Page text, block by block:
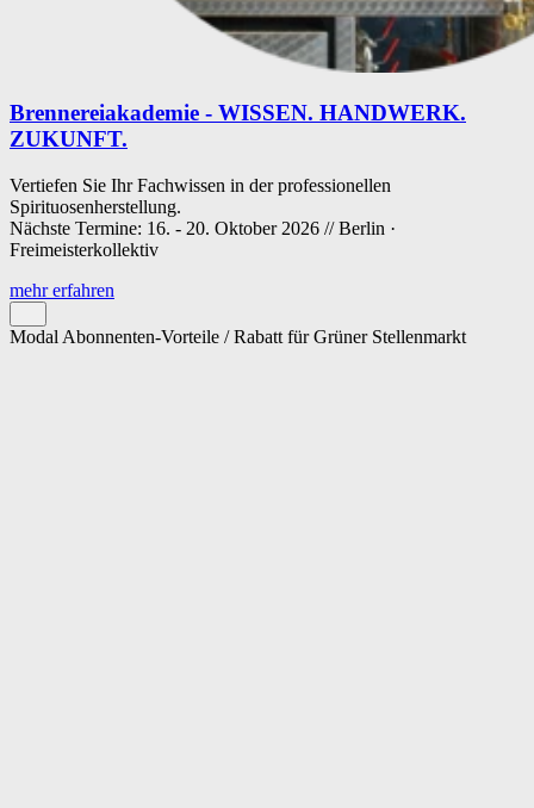
Brennereiakademie - WISSEN. HANDWERK.
ZUKUNFT.
Vertiefen Sie Ihr Fachwissen in der professionellen
Spirituosenherstellung.
Nächste Termine: 16. - 20. Oktober 2026 // Berlin ·
Freimeisterkollektiv
mehr erfahren
Modal Abonnenten-Vorteile / Rabatt für Grüner Stellenmarkt